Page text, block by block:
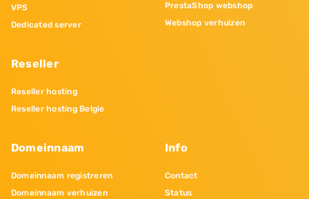
VPS
Dedicated server
Reseller
Reseller hosting
Reseller hosting Belgie
PrestaShop webshop
Webshop verhuizen
Domeinnaam
Domeinnaam registreren
Domeinnaam verhuizen
Info
Contact
Status